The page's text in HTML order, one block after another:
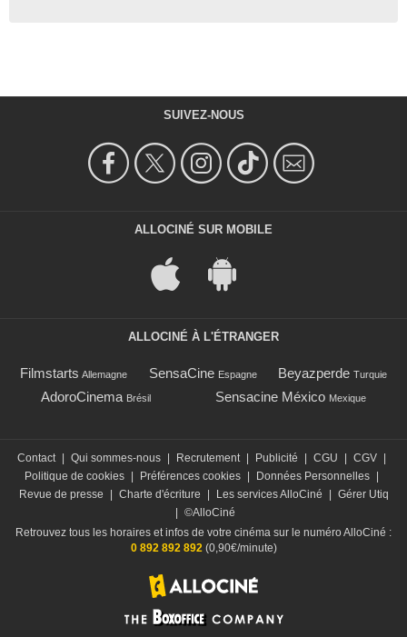
SUIVEZ-NOUS
ALLOCINÉ SUR MOBILE
ALLOCINÉ À L'ÉTRANGER
Filmstarts Allemagne SensaCine Espagne Beyazperde Turquie
AdoroCinema Brésil Sensacine México Mexique
Contact Qui sommes-nous Recrutement Publicité CGU CGV
Politique de cookies
Préférences cookies Données Personnelles
Revue de presse
Charte d'écriture Les services AlloCiné
Gérer Utiq
©AlloCiné
Retrouvez tous les horaires et infos de votre cinéma sur le numéro AlloCiné :
0 892 892 892(0,90€/minute)